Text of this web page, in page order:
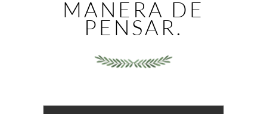
MANERA DE
PENSAR.